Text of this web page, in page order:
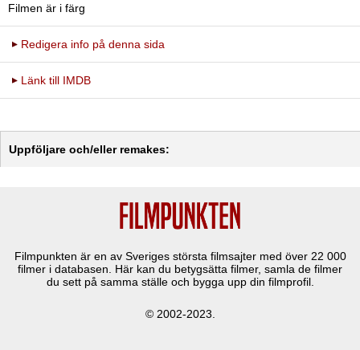
Filmen är i färg
Redigera info på denna sida
Länk till IMDB
Uppföljare och/eller remakes:
Filmpunkten är en av Sveriges största filmsajter med över 22 000
filmer i databasen. Här kan du betygsätta filmer, samla de filmer
du sett på samma ställe och bygga upp din filmprofil.
© 2002-2023.